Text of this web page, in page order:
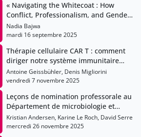
« Navigating the Whitecoat : How
Conflict, Professionalism, and Gender
Shape Physician Career Choice »
Nadia Bajwa
mardi 16 septembre 2025
Thérapie cellulaire CAR T : comment
diriger notre système immunitaire
contre les tumeurs cérébrales
Antoine Geissbühler, Denis Migliorini
vendredi 7 novembre 2025
Leçons de nomination professorale au
Département de microbiologie et
médecine moléculaire – Chaire
d’excellence
Kristian Andersen, Karine Le Roch, David Serre
mercredi 26 novembre 2025